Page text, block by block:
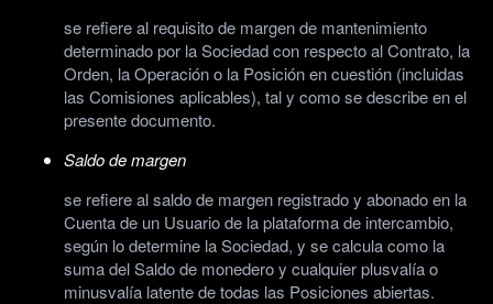
se refiere al requisito de margen de mantenimiento
determinado por la Sociedad con respecto al Contrato, la
Orden, la Operación o la Posición en cuestión (incluidas
las Comisiones aplicables), tal y como se describe en el
presente documento.
Saldo de margen
se refiere al saldo de margen registrado y abonado en la
Cuenta de un Usuario de la plataforma de intercambio,
según lo determine la Sociedad, y se calcula como la
suma del Saldo de monedero y cualquier plusvalía o
minusvalía latente de todas las Posiciones abiertas.